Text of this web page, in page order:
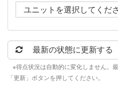
ユニットを選択してくだ
最新の状態に更新する
※得点状況は自動的に変化しません。
「更新」ボタンを押してください。